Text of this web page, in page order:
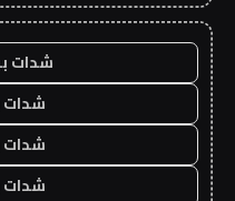
شدات
شدات
شدات
شدات